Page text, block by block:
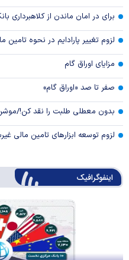
برای در امان ماندن از کلاهبرداری
لزوم تغییر پارادایم در نحوه تامین
مزایای اوراق گام
صفر تا صد «اوراق گام»
بدون معطلی طلبت را نقد کن!/
لزوم توسعه ابزارهای تامین مالی
اینفوگرافیک